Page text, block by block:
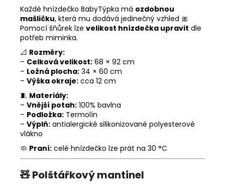
Každé hnízdečko BabyTýpka má ozdobnou
mašličku, která mu dodává jedinečný vzhled 🎀
Pomocí šňůrek lze velikost hnízdečka upravit dle
potřeb miminka.
📐 Rozměry:
– Celková velikost: 68 × 92 cm
– Ložná plocha: 34 × 60 cm
– Výška okraje: cca 12 cm
🧵 Materiály:
– Vnější potah: 100% bavlna
– Podložka: Termolín
– Výplň: antialergické silikonizované polyesterové
vlákno
🧼 Praní: celé hnízdečko lze prát na 30 °C
🧸Polštářkový mantinel